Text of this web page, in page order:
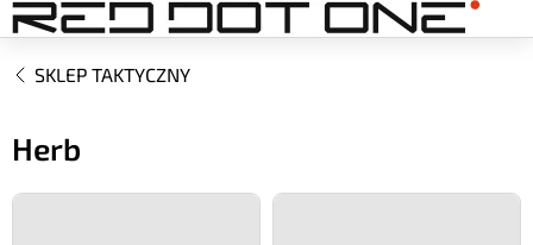
Przejść
do
treściSKLEP TAKTYCZNY
Herb